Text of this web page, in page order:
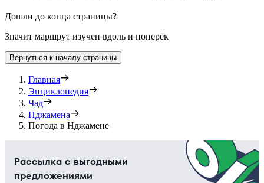
Дошли до конца страницы?
Значит маршрут изучен вдоль и поперёк
Вернуться к началу страницы
Главная
Энциклопедия
Чад
Нджамена
Погода в Нджамене
Рассылка с выгодными
предложениями